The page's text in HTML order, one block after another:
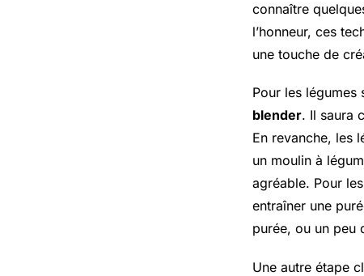
connaître
l’honneur, ces
une touche de
Pour les légumes
blender. Il saura
En revanche, les
un moulin à
agréable. Pour
entraîner une
purée, ou un peu
Une autre étape